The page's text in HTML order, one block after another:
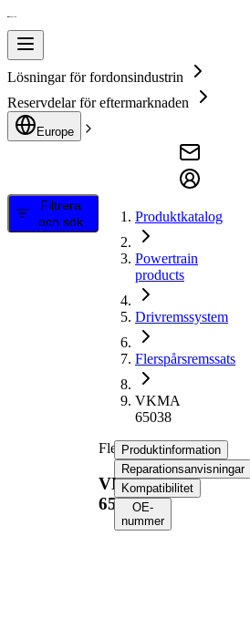
Lösningar för fordonsindustrin
Reservdelar för eftermarknaden
Europe
Filtrera
och sök
Produktkatalog
Powertrain
products
Drivremssystem
Flerspårsremssats
VKMA
65038
Flerspårsremssats
VKMA
65038
Produktinformation
Reparationsanvisningar
Kompatibilitet
OE-
nummer